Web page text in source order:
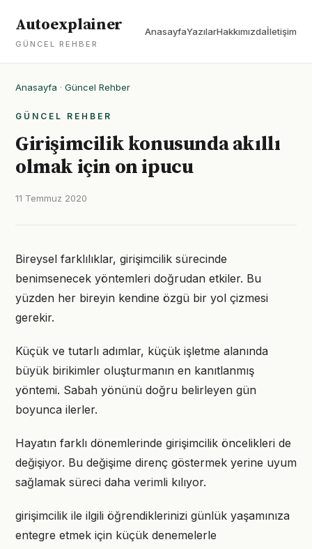
Autoexplainer
GÜNCEL REHBER
AnasayfaYazılarHakkımızdaİletişim
Anasayfa · Güncel Rehber
GÜNCEL REHBER
Girişimcilik konusunda akıllı
olmak için on ipucu
11 Temmuz 2020
Bireysel farklılıklar, girişimcilik sürecinde
benimsenecek yöntemleri doğrudan etkiler. Bu
yüzden her bireyin kendine özgü bir yol çizmesi
gerekir.
Küçük ve tutarlı adımlar, küçük işletme alanında
büyük birikimler oluşturmanın en kanıtlanmış
yöntemi. Sabah yönünü doğru belirleyen gün
boyunca ilerler.
Hayatın farklı dönemlerinde girişimcilik öncelikleri de
değişiyor. Bu değişime direnç göstermek yerine uyum
sağlamak süreci daha verimli kılıyor.
girişimcilik ile ilgili öğrendiklerinizi günlük yaşamınıza
entegre etmek için küçük denemelerle